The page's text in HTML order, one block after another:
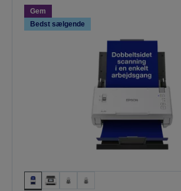
Gem
Bedst sælgende